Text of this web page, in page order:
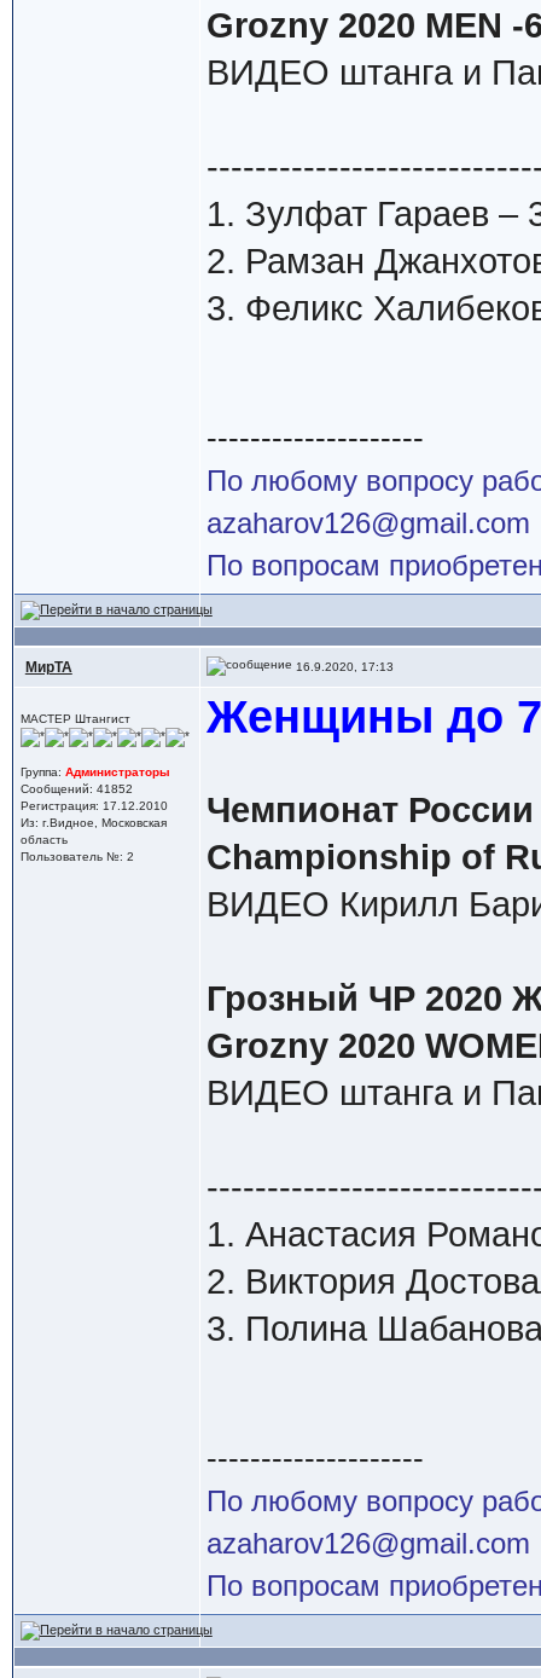
Grozny 2020 MEN -
ВИДЕО штанга и
1. Зулфат Гараев –
2. Рамзан
3. Феликс
--------------------
По любому вопросу
azaharov126@gmail.com
По вопросам
МирТА 16.9.2020, 17:13
МАСТЕР Штангист
Группа: Администраторы
Сообщений: 41852
Регистрация: 17.12.2010
Из: г.Видное, Московская
область
Пользователь №: 2
Женщины до
Чемпионат
Championship of
ВИДЕО Кирилл
Грозный ЧР 2020
Grozny 2020
ВИДЕО штанга и
1. Анастасия
2. Виктория
3. Полина
--------------------
По любому вопросу
azaharov126@gmail.com
По вопросам